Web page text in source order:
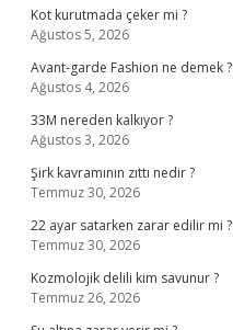
Kot kurutmada çeker mi ?
Ağustos 5, 2026
Avant-garde Fashion ne demek ?
Ağustos 4, 2026
33M nereden kalkıyor ?
Ağustos 3, 2026
Şirk kavramının zıttı nedir ?
Temmuz 30, 2026
22 ayar satarken zarar edilir mi ?
Temmuz 30, 2026
Kozmolojik delili kim savunur ?
Temmuz 26, 2026